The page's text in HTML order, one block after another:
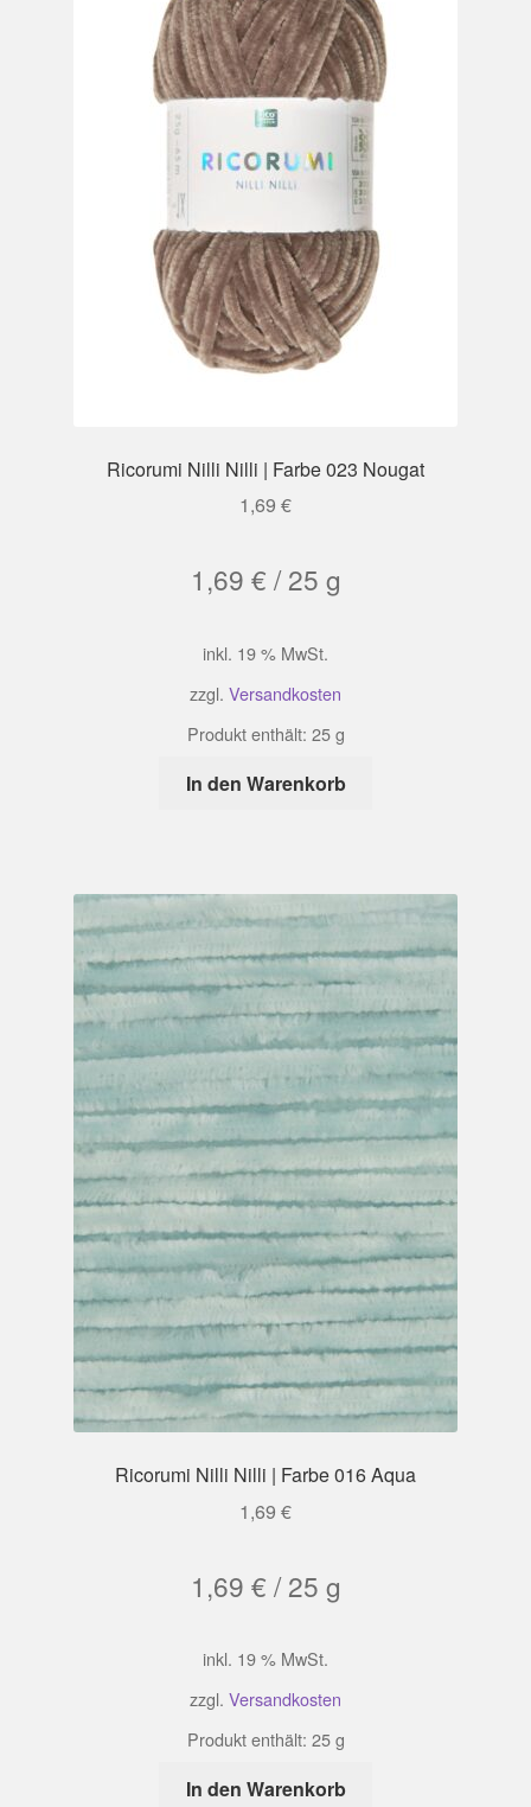
Ricorumi Nilli Nilli | Farbe 023 Nougat
1,69 €
1,69 € /25 g
inkl. 19 % MwSt.
zzgl. Versandkosten
Produkt enthält: 25g
In den Warenkorb
Ricorumi Nilli Nilli | Farbe 016 Aqua
1,69 €
1,69 € /25 g
inkl. 19 % MwSt.
zzgl. Versandkosten
Produkt enthält: 25g
In den Warenkorb